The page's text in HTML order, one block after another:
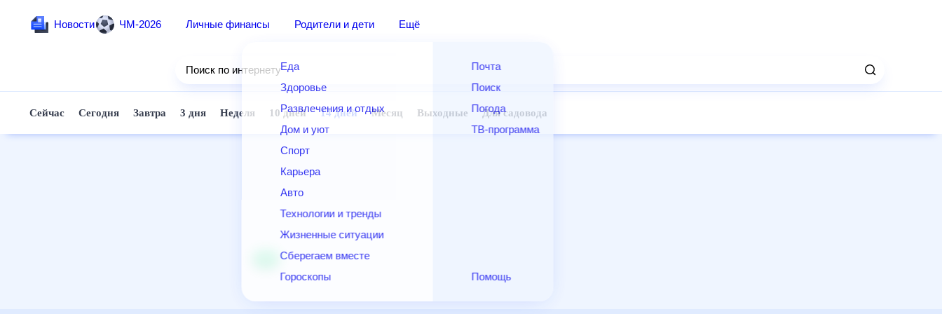
Новости ЧМ-2026 Личные финансы Родители и дети Ещё
Еда
Здоровье
Развлечения и отдых
Дом и уют
Спорт
Карьера
Авто
Технологии и тренды
Жизненные ситуации
Сберегаем вместе
Гороскопы
Почта
Поиск
Погода
ТВ-программа
Помощь
Поиск по интернету
Сейчас Сегодня Завтра 3 дня Неделя 10 дней 14 дней Месяц Выходные Для садовода